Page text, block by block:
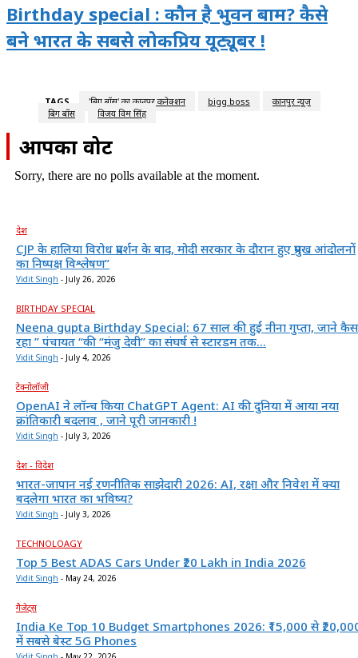
Birthday special : कौन है भुवन बाम? कैसे
बने भारत के सबसे लोकप्रिय यूट्यूबर !
TAGS 'बिग बॉस' का कानपुर कनेक्शन bigg boss
कानपुर न्यूज़
बिग बॉस
विजय विक्रम सिंह
आपका वोट
Sorry, there are no polls available at the moment.
देश
CJP के हालिया विरोध प्रदर्शन के बाद, मोदी सरकार के दौरान हुए प्रमुख आंदोलनों
का निष्पक्ष विश्लेषण”
Vidit Singh - July 26, 2026
BIRTHDAY SPECIAL
Neena gupta Birthday Special: 67 साल की हुईं नीना गुप्ता, जाने
रहा ” पंचायत “की “मंजु देवी” का संघर्ष से स्टारडम तक...
Vidit Singh - July 4, 2026
टेक्नोलॉजी
OpenAI ने लॉन्च किया ChatGPT Agent: AI की दुनिया में आया नया
क्रांतिकारी बदलाव , जाने पूरी जानकारी !
Vidit Singh - July 3, 2026
देश - विदेश
भारत-जापान नई रणनीतिक साझेदारी 2026: AI, रक्षा और निवेश में क्या
बदलेगा भारत का भविष्य?
Vidit Singh - July 3, 2026
TECHNOLOAGY
Top 5 Best ADAS Cars Under ₹20 Lakh in India 2026
Vidit Singh - May 24, 2026
गैजेट्स
India Ke Top 10 Budget Smartphones 2026: ₹15,000 से
में सबसे बेस्ट 5G Phones